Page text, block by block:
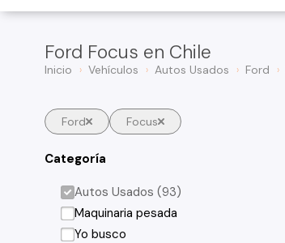
Ford Focus en Chile
Inicio Vehículos Autos Usados Ford
Ford Focus
Categoría
Autos Usados (93)
Maquinaria pesada
Yo busco